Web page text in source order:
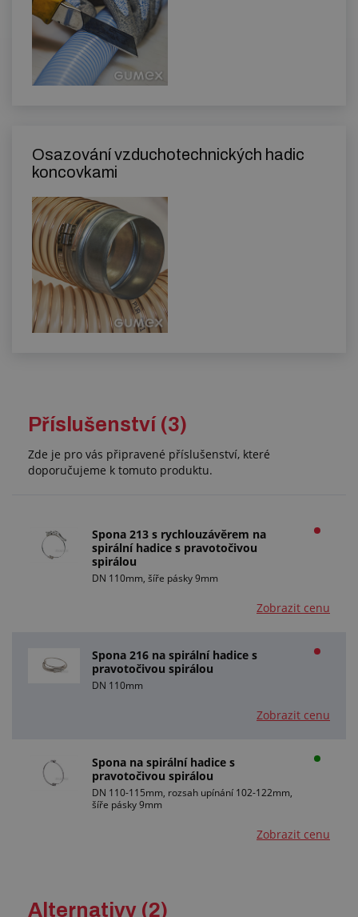
Osazování vzduchotechnických hadic
koncovkami
Příslušenství (3)
Zde je pro vás připravené příslušenství, které
doporučujeme k tomuto produktu.
Spona 213 s rychlouzávěrem na
spirální hadice s pravotočivou
spirálou
DN 110mm, šíře pásky 9mm
Zobrazit cenu
Spona 216 na spirální hadice s
pravotočivou spirálou
DN 110mm
Zobrazit cenu
Spona na spirální hadice s
pravotočivou spirálou
DN 110-115mm, rozsah upínání 102-122mm,
šíře pásky 9mm
Zobrazit cenu
Alternativy (2)